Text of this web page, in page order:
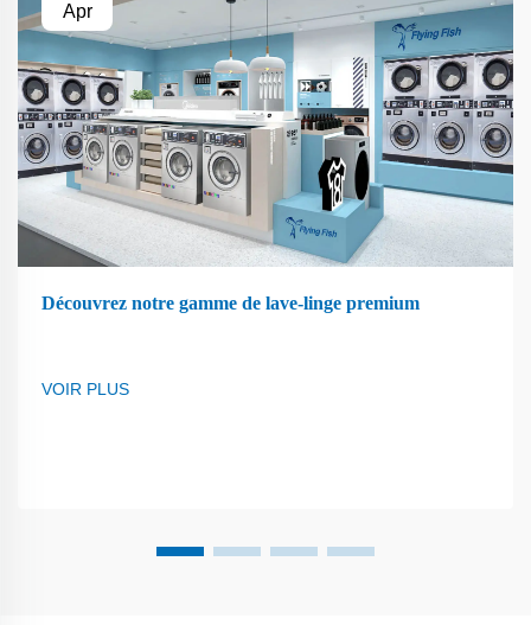
Apr
Découvrez notre gamme de lave-linge premium
VOIR PLUS